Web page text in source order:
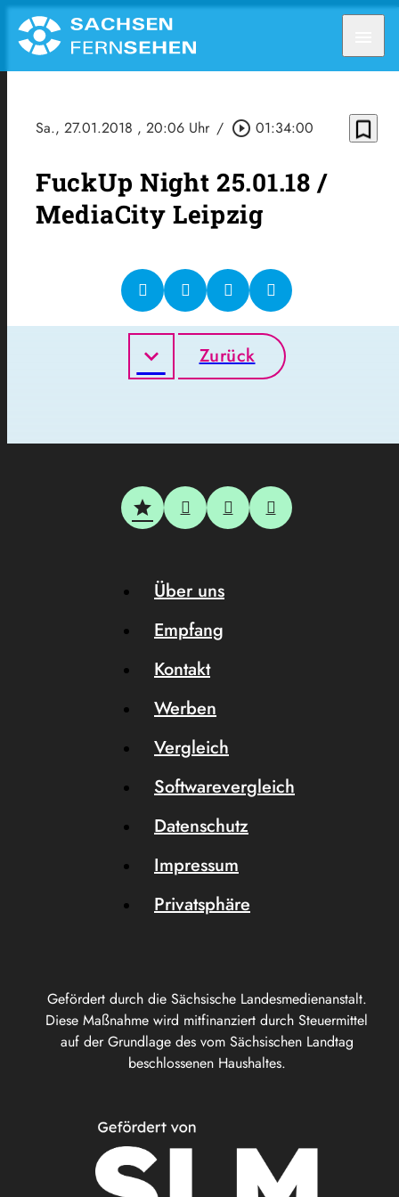
Sa., 27.01.2018 , 20:06 Uhr / play_circle_outline 01:34:00 bookmark_border
FuckUp Night 25.01.18 /
MediaCity Leipzig
Zurück
Gefördert durch die Sächsische Landesmedienanstalt.
Diese Maßnahme wird mitfinanziert durch Steuermittel
auf der Grundlage des vom Sächsischen Landtag
beschlossenen Haushaltes.
Über uns
Empfang
Kontakt
Werben
Vergleich
Softwarevergleich
Datenschutz
Impressum
Privatsphäre